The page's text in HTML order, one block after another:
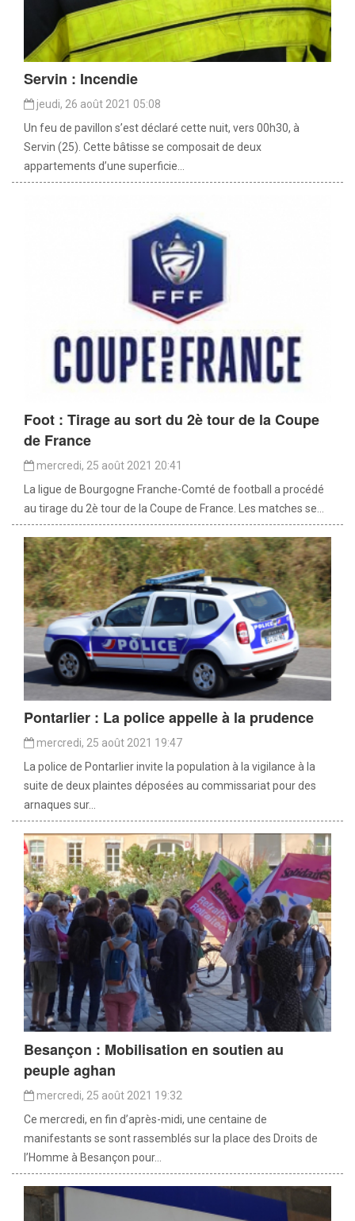
Servin : Incendie
jeudi, 26 août 2021 05:08
Un feu de pavillon s’est déclaré cette nuit, vers 00h30, à
Servin (25). Cette bâtisse se composait de deux
appartements d’une superficie...
Foot : Tirage au sort du 2è tour de la Coupe
de France
mercredi, 25 août 2021 20:41
La ligue de Bourgogne Franche-Comté de football a procédé
au tirage du 2è tour de la Coupe de France. Les matches se...
Pontarlier : La police appelle à la prudence
mercredi, 25 août 2021 19:47
La police de Pontarlier invite la population à la vigilance à la
suite de deux plaintes déposées au commissariat pour des
arnaques sur...
Besançon : Mobilisation en soutien au
peuple aghan
mercredi, 25 août 2021 19:32
Ce mercredi, en fin d’après-midi, une centaine de
manifestants se sont rassemblés sur la place des Droits de
l’Homme à Besançon pour...